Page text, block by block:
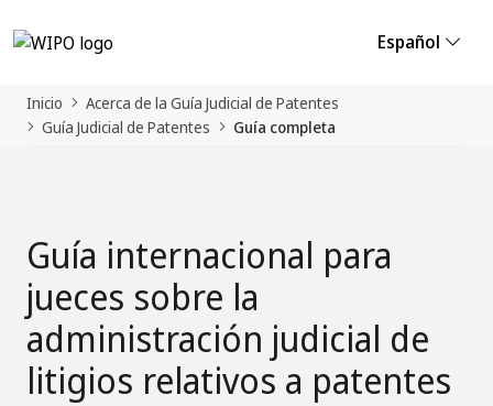
Español
Inicio
Acerca de la Guía Judicial de Patentes
Guía Judicial de Patentes
Guía completa
Guía internacional para
jueces sobre la
administración judicial de
litigios relativos a patentes